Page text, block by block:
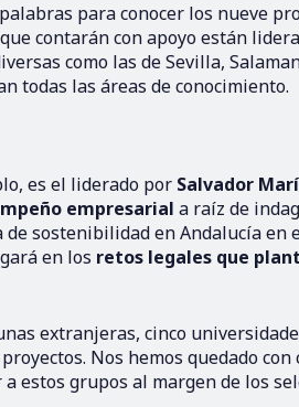
para conocer los nueve
contarán con apoyo están
como las de Sevilla,
todas las áreas de conocimiento.
es el liderado por Salvador
empresarial a raíz de
sostenibilidad en Andalucía en
en los retos legales que
extranjeras, cinco
Nos hemos quedado
estos grupos al margen de los